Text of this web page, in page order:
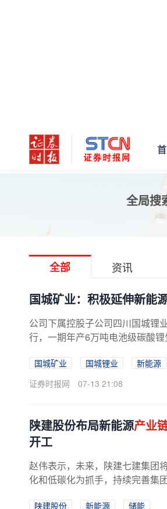
全局搜
全部 资讯
国城矿业：积极延伸新能
公司下属控股子公司四川国城锂
行，一期年产6万吨电池级碳酸
国城矿业 国城锂业
新能源
证券时报网
07-13 21:08
陕建股份布局新能源产业
开工
赵伟表示，未来，陕建七建集团
化和低碳化为抓手，持续完善集
陕建股份 新能源
储能